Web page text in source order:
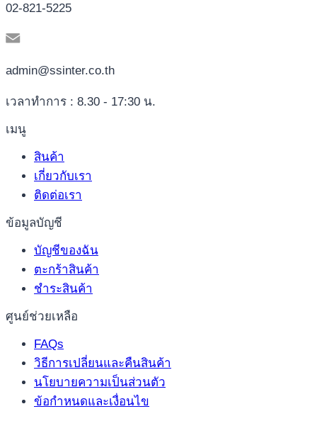
02-821-5225
admin@ssinter.co.th
เวลาทำการ : 8.30 - 17:30 น.
เมนู
สินค้า
เกี่ยวกับเรา
ติดต่อเรา
ข้อมูลบัญชี
บัญชีของฉัน
ตะกร้าสินค้า
ชำระสินค้า
ศูนย์ช่วยเหลือ
FAQs
วิธีการเปลี่ยนและคืนสินค้า
นโยบายความเป็นส่วนตัว
ข้อกำหนดและเงื่อนไข